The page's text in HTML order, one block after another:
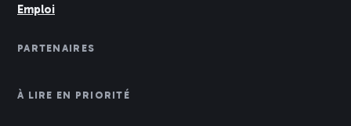
Emploi
PARTENAIRES
À LIRE EN PRIORITÉ